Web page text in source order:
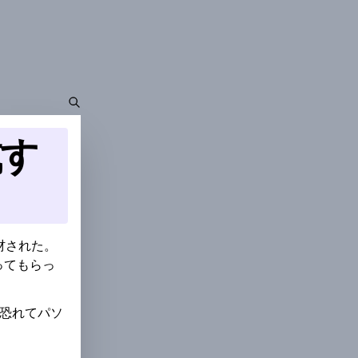
れた。
もらっ
れてパソ